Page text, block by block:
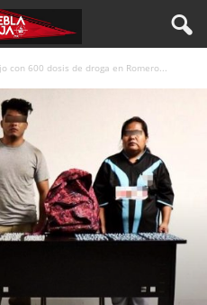
con 600 dosis de droga en Romero...